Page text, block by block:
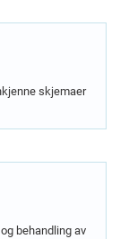
skjemaer
behandling av